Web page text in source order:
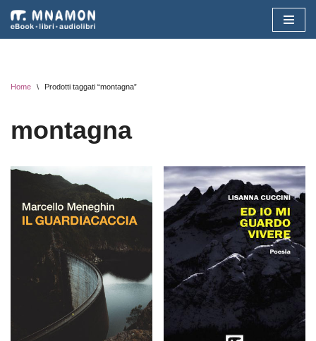
Vai
Home \ Prodotti taggati “montagna”
montagna